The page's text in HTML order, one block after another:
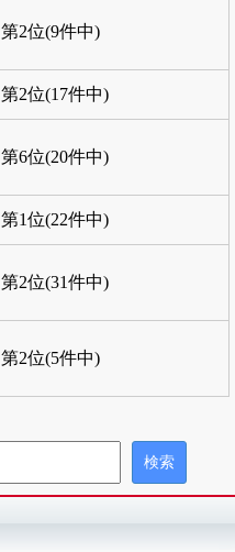
第2位(9件中)
第2位(17件中)
第6位(20件中)
第1位(22件中)
第2位(31件中)
第2位(5件中)